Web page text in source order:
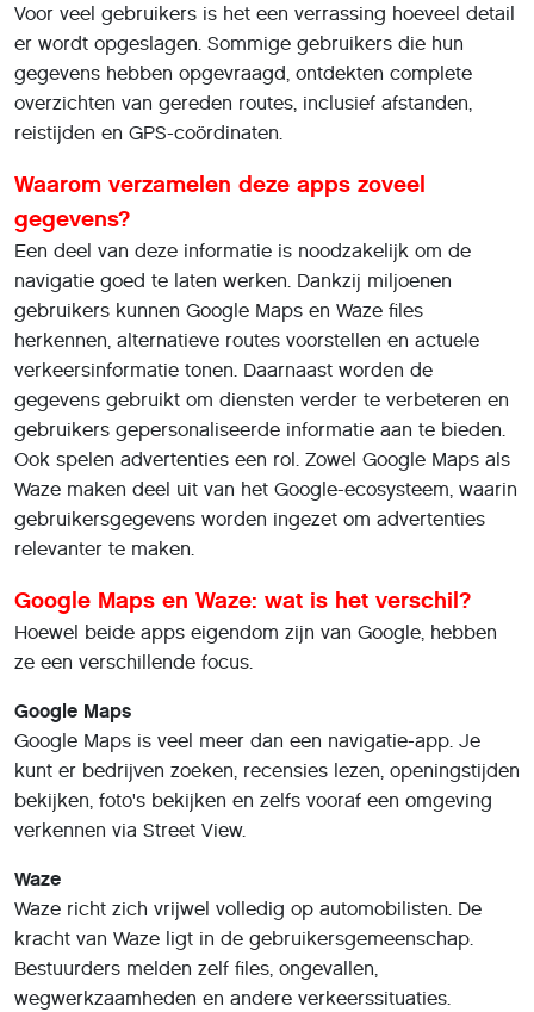
Voor veel gebruikers is het een verrassing hoeveel detail
er wordt opgeslagen. Sommige gebruikers die hun
gegevens hebben opgevraagd, ontdekten complete
overzichten van gereden routes, inclusief afstanden,
reistijden en GPS-coördinaten.
Waarom verzamelen deze apps zoveel
gegevens?
Een deel van deze informatie is noodzakelijk om de
navigatie goed te laten werken. Dankzij miljoenen
gebruikers kunnen Google Maps en Waze files
herkennen, alternatieve routes voorstellen en actuele
verkeersinformatie tonen. Daarnaast worden de
gegevens gebruikt om diensten verder te verbeteren en
gebruikers gepersonaliseerde informatie aan te bieden.
Ook spelen advertenties een rol. Zowel Google Maps als
Waze maken deel uit van het Google-ecosysteem, waarin
gebruikersgegevens worden ingezet om advertenties
relevanter te maken.
Google Maps en Waze: wat is het verschil?
Hoewel beide apps eigendom zijn van Google, hebben
ze een verschillende focus.
Google Maps
Google Maps is veel meer dan een navigatie-app. Je
kunt er bedrijven zoeken, recensies lezen, openingstijden
bekijken, foto's bekijken en zelfs vooraf een omgeving
verkennen via Street View.
Waze
Waze richt zich vrijwel volledig op automobilisten. De
kracht van Waze ligt in de gebruikersgemeenschap.
Bestuurders melden zelf files, ongevallen,
wegwerkzaamheden en andere verkeerssituaties.